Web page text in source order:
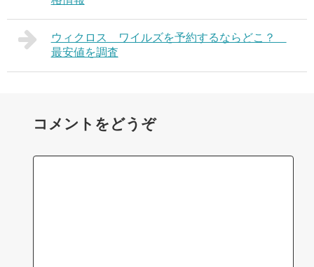
ウィクロス ワイルズを予約するならどこ？
最安値を調査
コメントをどうぞ